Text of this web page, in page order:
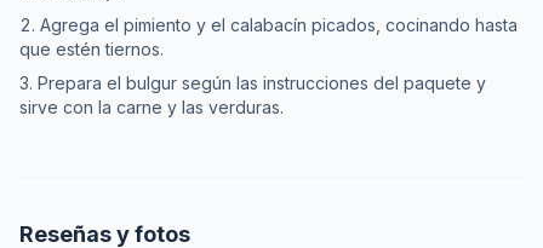
Agrega el pimiento y el calabacín picados, cocinando hasta
que estén tiernos.
Prepara el bulgur según las instrucciones del paquete y
sirve con la carne y las verduras.
Reseñas y fotos